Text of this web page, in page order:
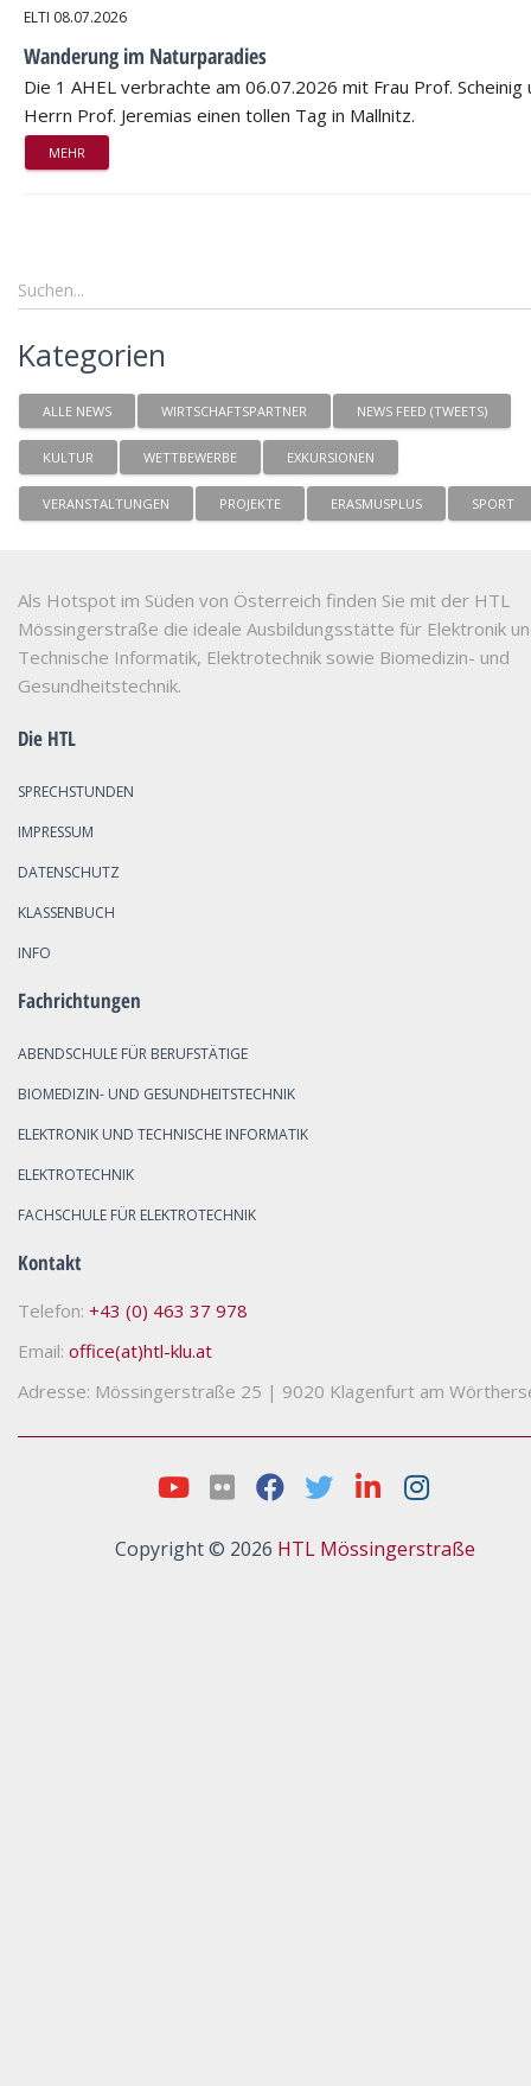
ELTI 08.07.2026
Wanderung im Naturparadies
Die 1 AHEL verbrachte am 06.07.2026 mit Frau Prof. Scheinig
Herrn Prof. Jeremias einen tollen Tag in Mallnitz.
MEHR
Kategorien
ALLE NEWS WIRTSCHAFTSPARTNER NEWS FEED (TWEETS)
KULTUR WETTBEWERBE EXKURSIONEN
VERANSTALTUNGEN PROJEKTE ERASMUSPLUS SPORT
Als Hotspot im Süden von Österreich finden Sie mit der HTL
Mössingerstraße die ideale Ausbildungsstätte für Elektronik
Technische Informatik, Elektrotechnik sowie Biomedizin- und
Gesundheitstechnik.
Die HTL
SPRECHSTUNDEN
IMPRESSUM
DATENSCHUTZ
KLASSENBUCH
INFO
Fachrichtungen
ABENDSCHULE FÜR BERUFSTÄTIGE
BIOMEDIZIN- UND GESUNDHEITSTECHNIK
ELEKTRONIK UND TECHNISCHE INFORMATIK
ELEKTROTECHNIK
FACHSCHULE FÜR ELEKTROTECHNIK
Kontakt
Telefon: +43 (0) 463 37 978
Email: office(at)htl-klu.at
Adresse: Mössingerstraße 25 | 9020 Klagenfurt am
Copyright © 2026 HTL Mössingerstraße